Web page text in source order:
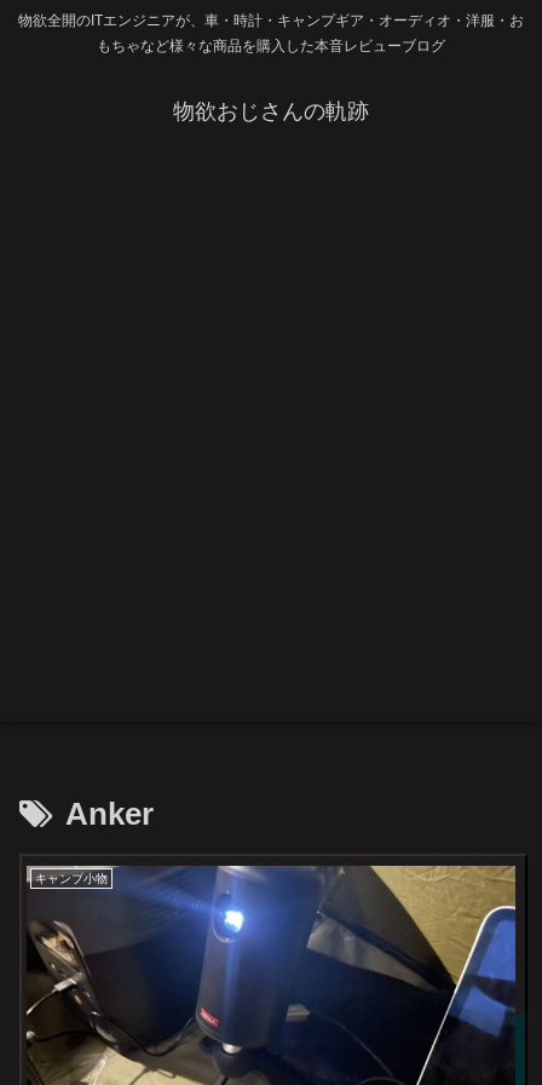
物欲全開のITエンジニアが、車・時計・キャンプギア・オーディオ・洋服・お
もちゃなど様々な商品を購入した本音レビューブログ
物欲おじさんの軌跡
Anker
キャンプ小物